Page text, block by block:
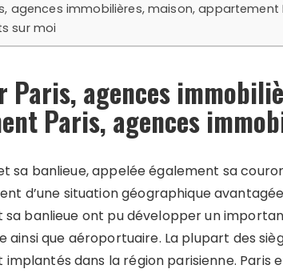
agences immobilières, maison, appartement
sur moi
Paris, agences
Paris, agences
sa banlieue, appelée également sa
d’une situation géographique
sa banlieue ont pu développer un
ainsi que aéroportuaire. La plupart des
dans la région parisienne. Paris